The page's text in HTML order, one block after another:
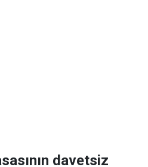
davetsiz